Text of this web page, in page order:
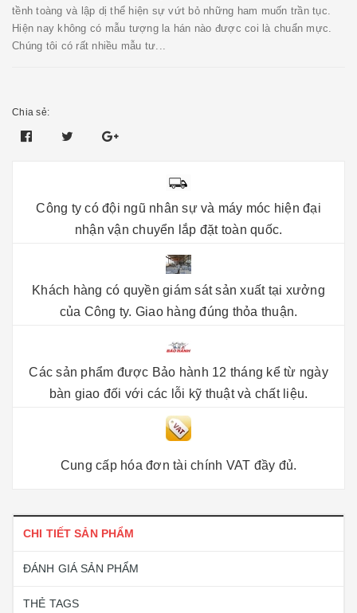
tềnh toàng và lập dị thể hiện sự vứt bỏ những ham muốn trần tục.
Hiện nay không có mẫu tượng la hán nào được coi là chuẩn mực.
Chúng tôi có rất nhiều mẫu tư...
Chia sẻ:
Công ty có đội ngũ nhân sự và máy móc hiện đại
nhận vận chuyển lắp đặt toàn quốc.
Khách hàng có quyền giám sát sản xuất tại xưởng
của Công ty. Giao hàng đúng thỏa thuận.
Các sản phẩm được Bảo hành 12 tháng kể từ ngày
bàn giao đối với các lỗi kỹ thuật và chất liệu.
Cung cấp hóa đơn tài chính VAT đầy đủ.
CHI TIẾT SẢN PHẨM
ĐÁNH GIÁ SẢN PHẨM
THẺ TAGS